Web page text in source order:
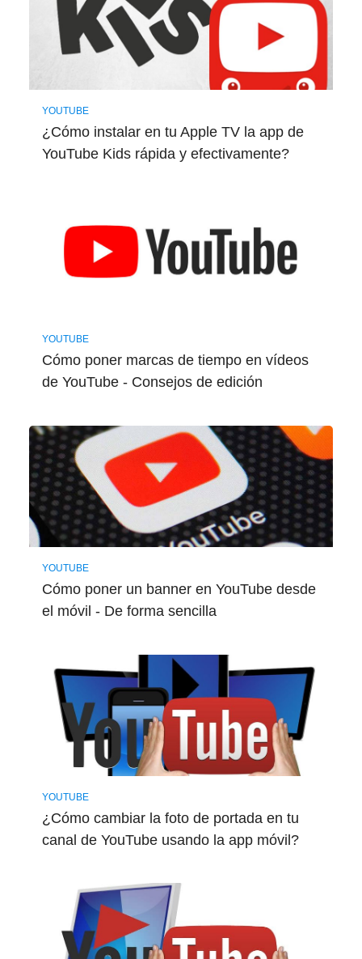
YOUTUBE
¿Cómo instalar en tu Apple TV la app de
YouTube Kids rápida y efectivamente?
YOUTUBE
Cómo poner marcas de tiempo en vídeos
de YouTube - Consejos de edición
YOUTUBE
Cómo poner un banner en YouTube desde
el móvil - De forma sencilla
YOUTUBE
¿Cómo cambiar la foto de portada en tu
canal de YouTube usando la app móvil?